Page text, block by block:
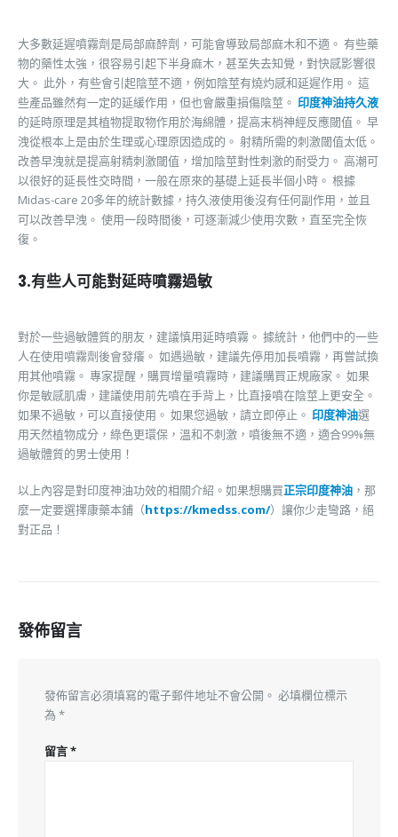
大多數延遲噴霧劑是局部麻醉劑，可能會導致局部麻木和不適。 有些藥
物的藥性太強，很容易引起下半身麻木，甚至失去知覺，對快感影響很
大。 此外，有些會引起陰莖不適，例如陰莖有燒灼感和延遲作用。 這
些產品雖然有一定的延緩作用，但也會嚴重損傷陰莖。 印度神油持久液
的延時原理是其植物提取物作用於海綿體，提高末梢神經反應閾值。 早
洩從根本上是由於生理或心理原因造成的。 射精所需的刺激閾值太低。
改善早洩就是提高射精刺激閾值，增加陰莖對性刺激的耐受力。 高潮可
以很好的延長性交時間，一般在原來的基礎上延長半個小時。 根據
Midas-care 20多年的統計數據，持久液使用後沒有任何副作用，並且
可以改善早洩。 使用一段時間後，可逐漸減少使用次數，直至完全恢
復。
3.有些人可能對延時噴霧過敏
對於一些過敏體質的朋友，建議慎用延時噴霧。 據統計，他們中的一些
人在使用噴霧劑後會發癢。 如遇過敏，建議先停用加長噴霧，再嘗試換
用其他噴霧。 專家提醒，購買增量噴霧時，建議購買正規廠家。 如果
你是敏感肌膚，建議使用前先噴在手背上，比直接噴在陰莖上更安全。
如果不過敏，可以直接使用。 如果您過敏，請立即停止。 印度神油選
用天然植物成分，綠色更環保，溫和不刺激，噴後無不適，適合99%無
過敏體質的男士使用！
以上內容是對印度神油功效的相關介紹。如果想購買正宗印度神油 ，那
麼一定要選擇康藥本鋪（https://kmedss.com/）讓你少走彎路，絕
對正品！
發佈留言
發佈留言必須填寫的電子郵件地址不會公開。 必填欄位標示
為 *
留言*